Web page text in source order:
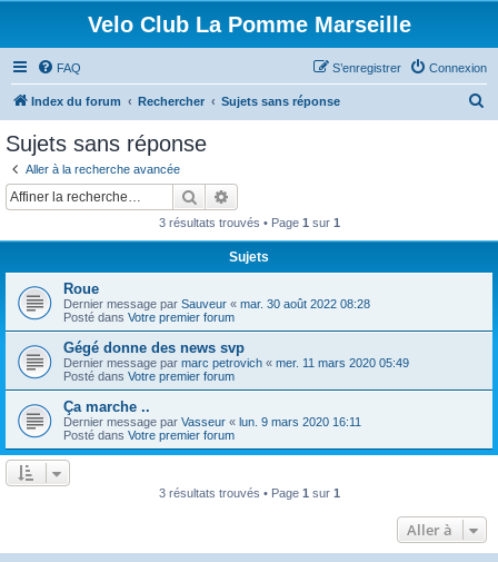
Velo Club La Pomme Marseille
FAQ Connexion
S’enregistrer
Index du forum Rechercher Sujets sans réponse
Sujets sans réponse
Aller à la recherche avancée
Rechercher
3 résultats trouvés • Page 1 sur 1
Sujets
Roue
Dernier message par Sauveur « mar. 30 août 2022 08:28
Posté dans Votre premier forum
Gégé donne des news svp
Dernier message par marc petrovich « mer. 11 mars 2020 05:49
Posté dans Votre premier forum
Ça marche ..
Dernier message par Vasseur « lun. 9 mars 2020 16:11
Posté dans Votre premier forum
3 résultats trouvés • Page 1 sur 1
Aller à